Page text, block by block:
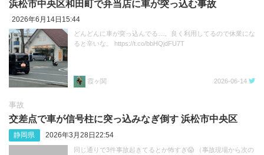
浜松市中央区和田町で弁当店に車が突っ込む事故
2026年6月14日15:44
どんどんに車が突っ込んでる…。良く利用してるので休業にな
ると辛いな。 https://t.co/bbHQjdFU7T
霞ヶ関 2026-06-14
事故
交差点で車が信号柱に突っ込みなぎ倒す 浜松市中央区
静岡県 2026年3月28日22:54
同じ通りで3件事故起きてるとか怖すぎ😱 （事故現場から次の